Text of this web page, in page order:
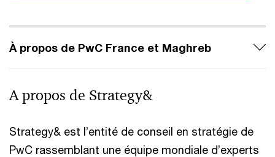
À propos de PwC France et Maghreb
A propos de Strategy&
Strategy& est l’entité de conseil en stratégie de
PwC rassemblant une équipe mondiale d’experts